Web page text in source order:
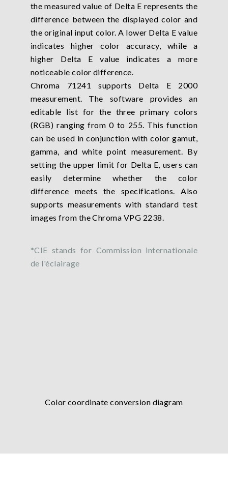
the measured value of Delta E represents the
difference between the displayed color and
the original input color. A lower Delta E value
indicates higher color accuracy, while a
higher Delta E value indicates a more
noticeable color difference.
Chroma 71241 supports Delta E 2000
measurement. The software provides an
editable list for the three primary colors
(RGB) ranging from 0 to 255. This function
can be used in conjunction with color gamut,
gamma, and white point measurement. By
setting the upper limit for Delta E, users can
easily determine whether the color
difference meets the specifications. Also
supports measurements with standard test
images from the Chroma VPG 2238.
*CIE stands for Commission internationale
de l'éclairage
Color coordinate conversion diagram